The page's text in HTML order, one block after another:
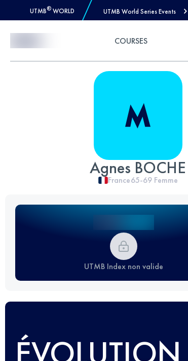
UTMB® WORLD UTMB World Series Events
COURSES
Agnes BOCHE
France65-69 Femme
UTMB Index non valide